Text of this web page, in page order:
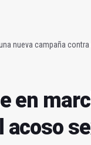
nueva campaña
en
acoso